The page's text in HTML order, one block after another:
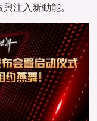
注入新動能。